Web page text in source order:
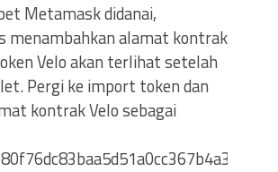
Metamask didanai,
menambahkan alamat kontrak
Velo akan terlihat setelah
Pergi ke import token dan
kontrak Velo sebagai